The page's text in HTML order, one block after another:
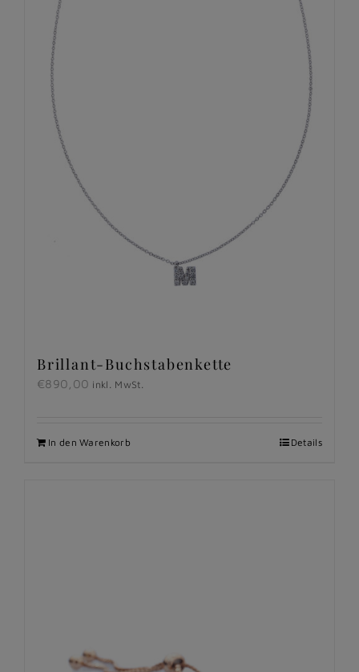
Brillant-Buchstabenkette
€890,00 inkl. MwSt.
In den Warenkorb Details